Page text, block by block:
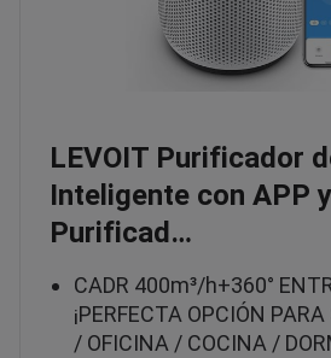
LEVOIT Purificador
Inteligente con APP
Purificad…
CADR 400m³/h+360°
¡PERFECTA OPCIÓN
/ OFICINA / COCINA /